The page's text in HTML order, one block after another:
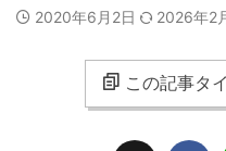
2020年6月2日 2026年2
この記事タ